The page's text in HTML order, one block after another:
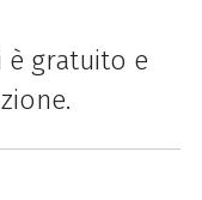
è gratuito e